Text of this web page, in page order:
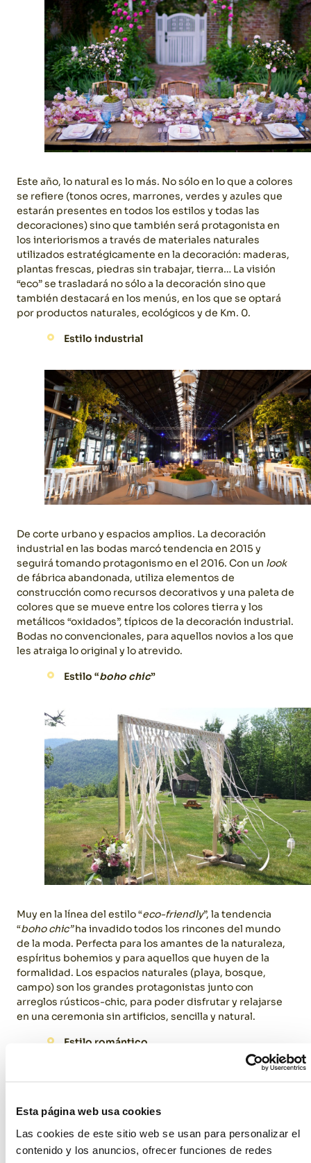
Esta página web usa cookies
Las cookies de este sitio web se usan para personalizar el
contenido y los anuncios, ofrecer funciones de redes
Este año, lo natural es lo más. No sólo en lo que a colores
se refiere (tonos ocres, marrones, verdes y azules que
estarán presentes en todos los estilos y todas las
decoraciones) sino que también será protagonista en
los interiorismos a través de materiales naturales
utilizados estratégicamente en la decoración: maderas,
plantas frescas, piedras sin trabajar, tierra… La visión
“eco” se trasladará no sólo a la decoración sino que
también destacará en los menús, en los que se optará
por productos naturales, ecológicos y de Km. 0.
Estilo industrial
De corte urbano y espacios amplios. La decoración
industrial en las bodas marcó tendencia en 2015 y
seguirá tomando protagonismo en el 2016. Con un look
de fábrica abandonada, utiliza elementos de
construcción como recursos decorativos y una paleta de
colores que se mueve entre los colores tierra y los
metálicos “oxidados”, típicos de la decoración industrial.
Bodas no convencionales, para aquellos novios a los que
les atraiga lo original y lo atrevido.
Estilo “boho chic”
Muy en la línea del estilo “eco-friendly”, la tendencia
“boho chic”ha invadido todos los rincones del mundo
de la moda. Perfecta para los amantes de la naturaleza,
espíritus bohemios y para aquellos que huyen de la
formalidad. Los espacios naturales (playa, bosque,
campo) son los grandes protagonistas junto con
arreglos rústicos-chic, para poder disfrutar y relajarse
en una ceremonia sin artificios, sencilla y natural.
Estilo romántico